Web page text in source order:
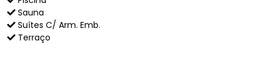
Sauna
Suítes C/ Arm. Emb.
Terraço